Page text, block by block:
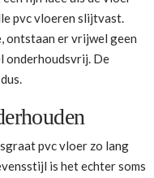
pvc vloeren slijtvast.
ontstaan er vrijwel geen
onderhoudsvrij. De
pvc vloer zo lang
is het echter soms